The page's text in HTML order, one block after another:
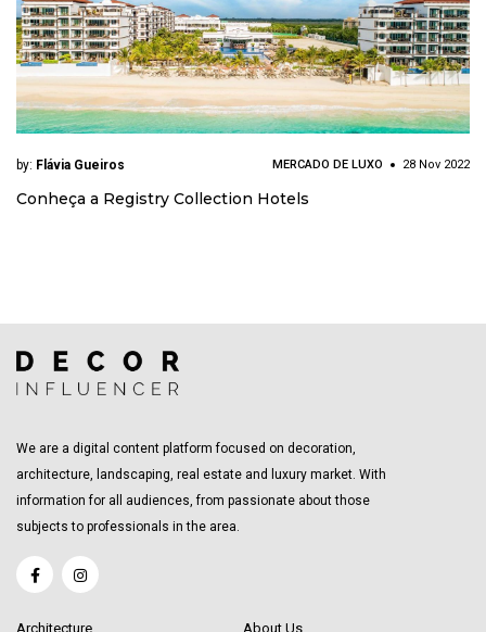
by: Flávia Gueiros MERCADO DE LUXO 28 Nov 2022
Conheça a Registry Collection Hotels
We are a digital content platform focused on decoration,
architecture, landscaping, real estate and luxury market. With
information for all audiences, from passionate about those
subjects to professionals in the area.
Architecture About Us